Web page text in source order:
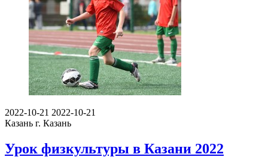
2022-10-21 2022-10-21
Казань г. Казань
Урок физкультуры в Казани 2022